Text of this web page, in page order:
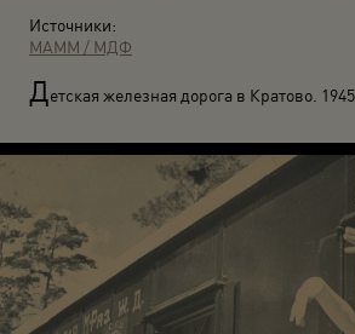
Источники:
МАММ / МДФ
Детская железная дорога в Кратово.